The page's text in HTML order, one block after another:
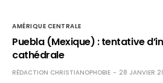
AMÉRIQUE CENTRALE
Puebla (Mexique) : tentative
cathédrale
RÉDACTION CHRISTIANOPHOBIE 28 JANVIER